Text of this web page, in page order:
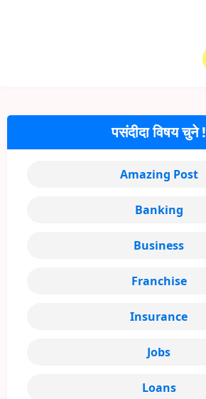
पसंदीदा विषय चुने !
Amazing Post
Banking
Business
Franchise
Insurance
Jobs
Loans